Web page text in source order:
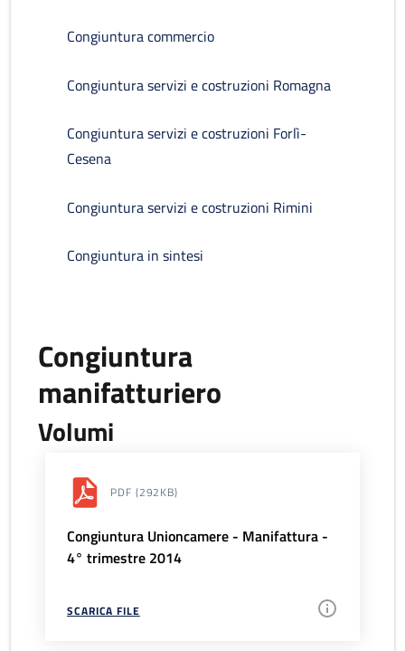
Congiuntura commercio
Congiuntura servizi e costruzioni Romagna
Congiuntura servizi e costruzioni Forlì-
Cesena
Congiuntura servizi e costruzioni Rimini
Congiuntura in sintesi
Congiuntura
manifatturiero
Volumi
PDF (292KB)
Congiuntura Unioncamere - Manifattura -
4° trimestre 2014
SCARICA FILE